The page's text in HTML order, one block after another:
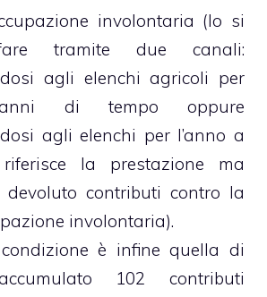
involontaria (lo si
tramite due canali:
agli elenchi agricoli per
di tempo oppure
agli elenchi per l’anno a
la prestazione ma
devoluto contributi contro la
involontaria).
è infine quella di
102 contributi